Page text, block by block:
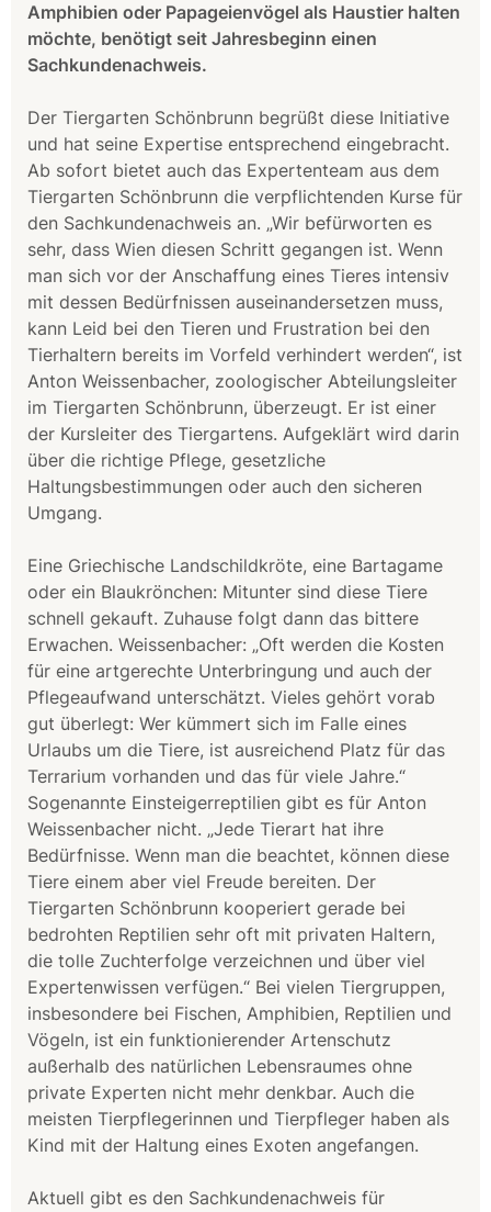
Amphibien oder Papageienvögel als Haustier halten
möchte, benötigt seit Jahresbeginn einen
Sachkundenachweis.
Der Tiergarten Schönbrunn begrüßt diese Initiative
und hat seine Expertise entsprechend eingebracht.
Ab sofort bietet auch das Expertenteam aus dem
Tiergarten Schönbrunn die verpflichtenden Kurse für
den Sachkundenachweis an. „Wir befürworten es
sehr, dass Wien diesen Schritt gegangen ist. Wenn
man sich vor der Anschaffung eines Tieres intensiv
mit dessen Bedürfnissen auseinandersetzen muss,
kann Leid bei den Tieren und Frustration bei den
Tierhaltern bereits im Vorfeld verhindert werden“, ist
Anton Weissenbacher, zoologischer Abteilungsleiter
im Tiergarten Schönbrunn, überzeugt. Er ist einer
der Kursleiter des Tiergartens. Aufgeklärt wird darin
über die richtige Pflege, gesetzliche
Haltungsbestimmungen oder auch den sicheren
Umgang.
Eine Griechische Landschildkröte, eine Bartagame
oder ein Blaukrönchen: Mitunter sind diese Tiere
schnell gekauft. Zuhause folgt dann das bittere
Erwachen. Weissenbacher: „Oft werden die Kosten
für eine artgerechte Unterbringung und auch der
Pflegeaufwand unterschätzt. Vieles gehört vorab
gut überlegt: Wer kümmert sich im Falle eines
Urlaubs um die Tiere, ist ausreichend Platz für das
Terrarium vorhanden und das für viele Jahre.“
Sogenannte Einsteigerreptilien gibt es für Anton
Weissenbacher nicht. „Jede Tierart hat ihre
Bedürfnisse. Wenn man die beachtet, können diese
Tiere einem aber viel Freude bereiten. Der
Tiergarten Schönbrunn kooperiert gerade bei
bedrohten Reptilien sehr oft mit privaten Haltern,
die tolle Zuchterfolge verzeichnen und über viel
Expertenwissen verfügen.“ Bei vielen Tiergruppen,
insbesondere bei Fischen, Amphibien, Reptilien und
Vögeln, ist ein funktionierender Artenschutz
außerhalb des natürlichen Lebensraumes ohne
private Experten nicht mehr denkbar. Auch die
meisten Tierpflegerinnen und Tierpfleger haben als
Kind mit der Haltung eines Exoten angefangen.
Aktuell gibt es den Sachkundenachweis für